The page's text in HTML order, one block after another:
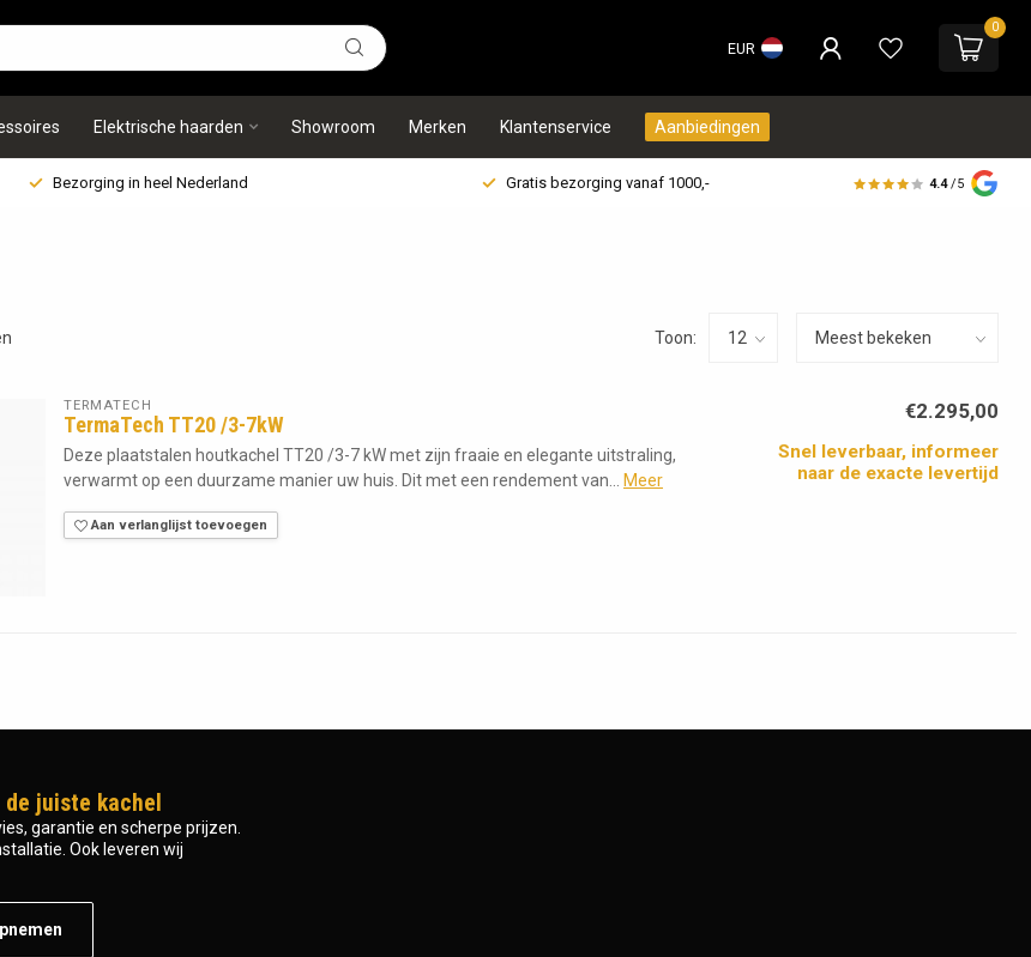
EUR
0
Elektrische haarden Showroom Merken Klantenservice Aanbiedingen
Bezorging in heel Nederland Gratis bezorging vanaf 1000,- 4.4 /5
Toon:
TERMATECH
TermaTech TT20 /3-7kW
Deze plaatstalen houtkachel TT20 /3-7 kW met zijn fraaie en elegante uitstraling,
verwarmt op een duurzame manier uw huis. Dit met een rendement van...
Meer
Aan verlanglijst toevoegen
€2.295,00
Snel leverbaar, informeer
naar de exacte levertijd
juiste kachel
garantie en scherpe prijzen.
Ook leveren wij